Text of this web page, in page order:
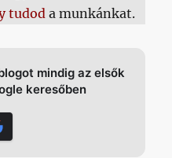
tudod a munkánkat.
mindig az elsők
keresőben